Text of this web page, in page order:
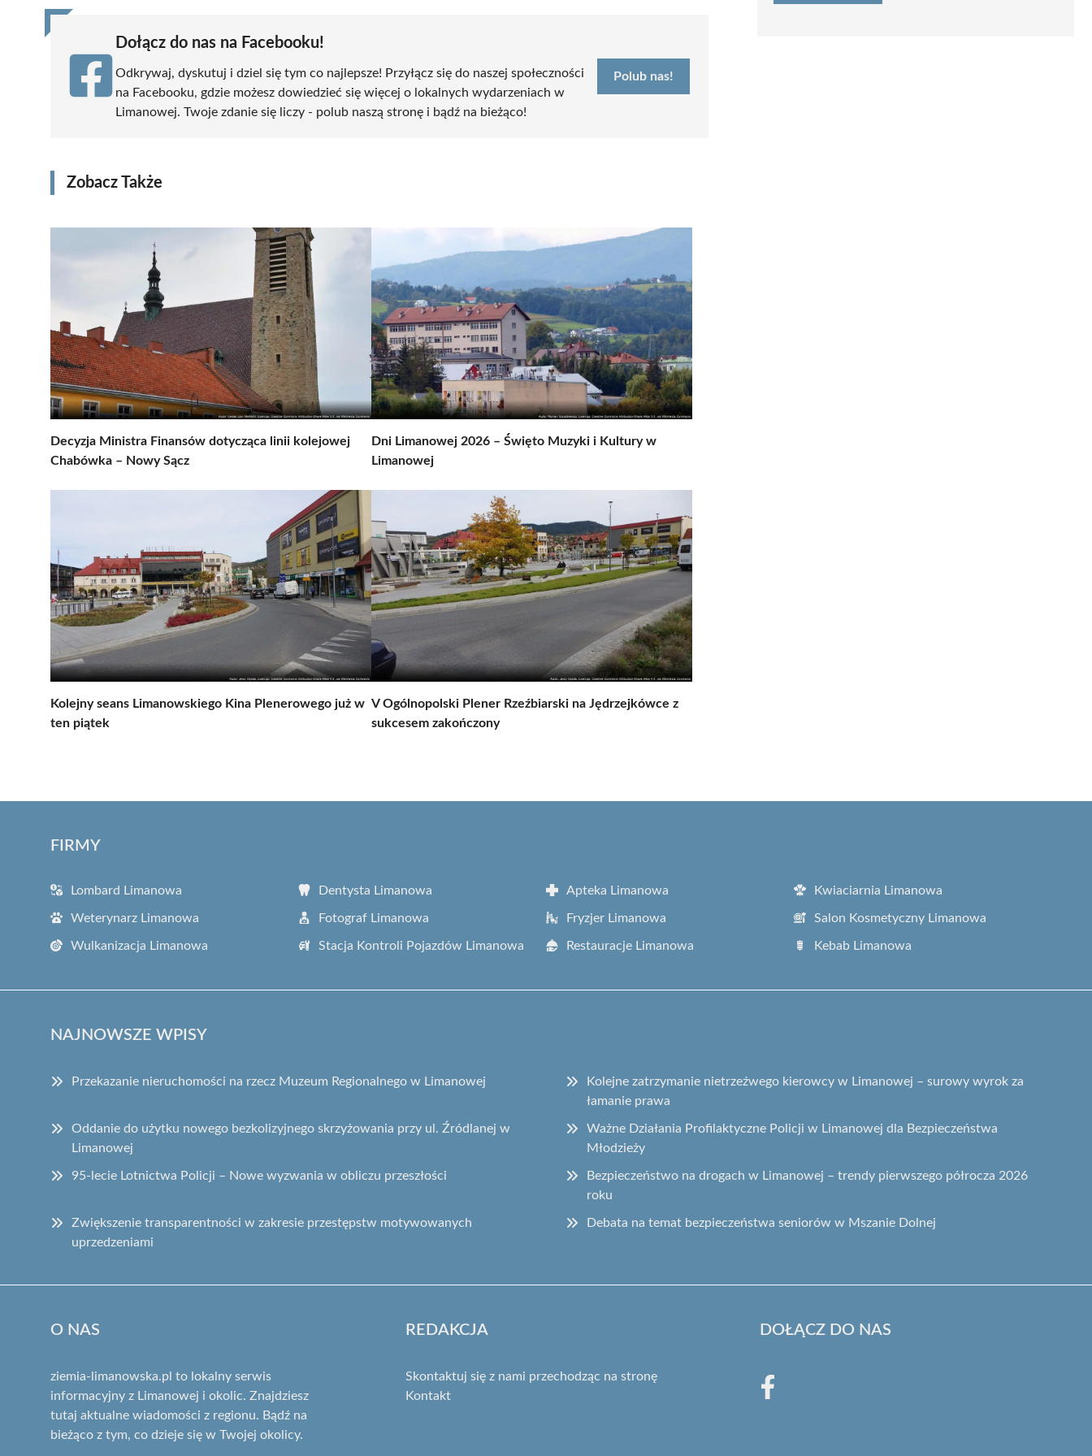
Dołącz do nas na Facebooku!
Odkrywaj, dyskutuj i dziel się tym co najlepsze! Przyłącz się do naszej społeczności
na Facebooku, gdzie możesz dowiedzieć się więcej o lokalnych wydarzeniach w
Limanowej. Twoje zdanie się liczy - polub naszą stronę i bądź na bieżąco!
Polub nas!
Zobacz Także
Decyzja Ministra Finansów dotycząca linii kolejowej
Chabówka – Nowy Sącz
Dni Limanowej 2026 – Święto Muzyki i Kultury w
Limanowej
Kolejny seans Limanowskiego Kina Plenerowego już w
ten piątek
V Ogólnopolski Plener Rzeźbiarski na Jędrzejkówce z
sukcesem zakończony
FIRMY
Lombard Limanowa Dentysta Limanowa Apteka Limanowa Kwiaciarnia Limanowa
Weterynarz Limanowa Fotograf Limanowa Fryzjer Limanowa Salon Kosmetyczny Limanowa
Wulkanizacja Limanowa Stacja Kontroli Pojazdów Limanowa Restauracje Limanowa Kebab Limanowa
NAJNOWSZE WPISY
Przekazanie nieruchomości na rzecz Muzeum Regionalnego w Limanowej
Kolejne zatrzymanie nietrzeźwego kierowcy w Limanowej – surowy wyrok za
łamanie prawa
Oddanie do użytku nowego bezkolizyjnego skrzyżowania przy ul. Źródlanej w
Limanowej
Ważne Działania Profilaktyczne Policji w Limanowej dla Bezpieczeństwa
Młodzieży
95-lecie Lotnictwa Policji – Nowe wyzwania w obliczu przeszłości
Bezpieczeństwo na drogach w Limanowej – trendy pierwszego półrocza 2026
roku
Zwiększenie transparentności w zakresie przestępstw motywowanych
uprzedzeniami
Debata na temat bezpieczeństwa seniorów w Mszanie Dolnej
O NAS
ziemia-limanowska.pl to lokalny serwis
informacyjny z Limanowej i okolic. Znajdziesz
tutaj aktualne wiadomości z regionu. Bądź na
bieżąco z tym, co dzieje się w Twojej okolicy.
REDAKCJA
Skontaktuj się z nami przechodząc na stronę
Kontakt
DOŁĄCZ DO NAS